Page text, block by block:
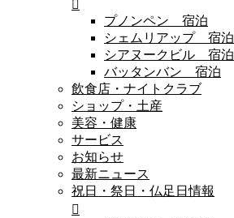
プノンペン 宿泊
シェムリアップ 宿泊
シアヌークビル 宿泊
バッタンバン 宿泊
飲食店・ナイトクラブ
ショップ・土産
美容・健康
サービス
お知らせ
最新ニュース
祝日・祭日・仏足日情報